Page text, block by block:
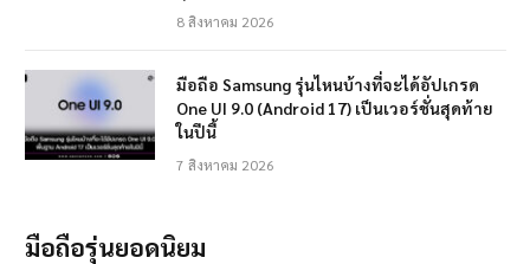
8 สิงหาคม 2026
มือถือ Samsung รุ่นไหนบ้างที่จะได้อัปเกรด
One UI 9.0 (Android 17) เป็นเวอร์ชั่นสุดท้าย
ในปีนี้
7 สิงหาคม 2026
มือถือรุ่นยอดนิยม